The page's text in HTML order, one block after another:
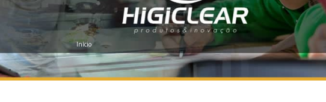
Início